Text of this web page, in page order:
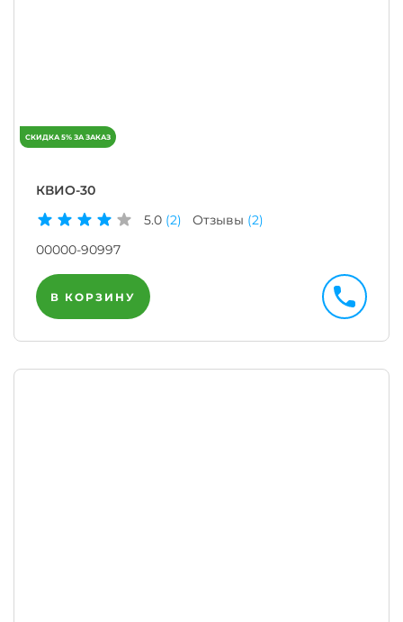
КВИО-30
5.0 (2) Отзывы (2)
00000-90997
В КОРЗИНУ